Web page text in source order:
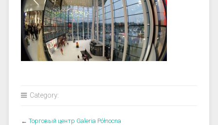
Category:
← Торговый центр Galeria Północna